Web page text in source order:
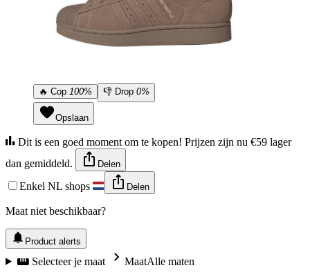
🔥 Cop 100% 👎 Drop 0%
Opslaan
Dit is een goed moment om te kopen! Prijzen zijn nu €59 lager
dan gemiddeld.
Delen
Enkel NL shops Delen
Maat niet beschikbaar?
Product alerts
Selecteer je maat MaatAlle maten